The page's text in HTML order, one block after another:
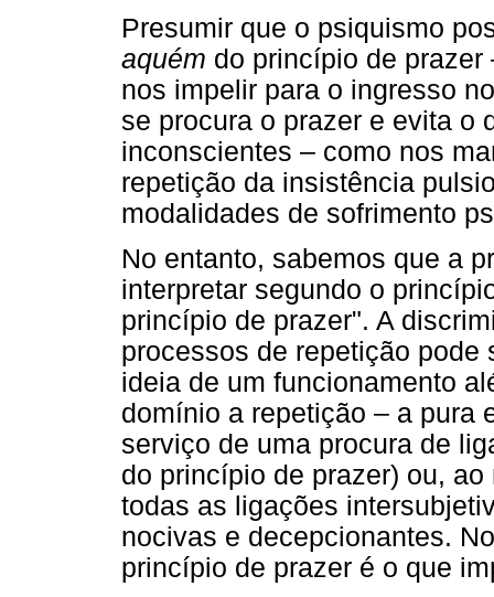
Presumir que o psiquismo
aquém do princípio de
nos impelir para o ingresso
se procura o prazer e evita o
inconscientes – como nos
repetição da insistência
modalidades de sofrimento
No entanto, sabemos que a
interpretar segundo o
princípio de prazer". A
processos de repetição
ideia de um funcionamento
domínio a repetição – a pura
serviço de uma procura de
do princípio de prazer) ou,
todas as ligações
nocivas e decepcionantes.
princípio de prazer é o que